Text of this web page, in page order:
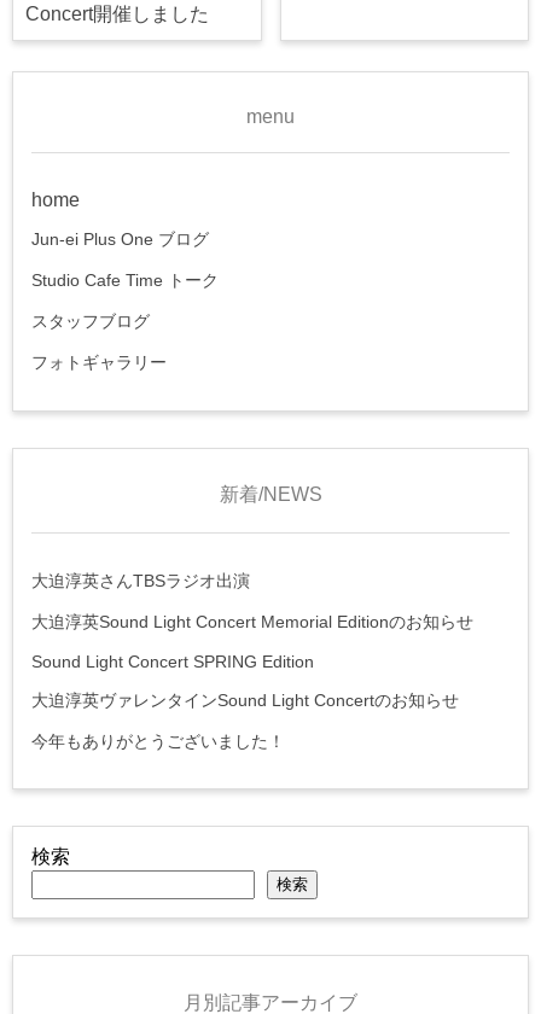
Concert開催しました
menu
home
Jun-ei Plus One ブログ
Studio Cafe Time トーク
スタッフブログ
フォトギャラリー
新着/NEWS
大迫淳英さんTBSラジオ出演
大迫淳英Sound Light Concert Memorial Editionのお知らせ
Sound Light Concert SPRING Edition
大迫淳英ヴァレンタインSound Light Concertのお知らせ
今年もありがとうございました！
検索
検索
月別記事アーカイブ